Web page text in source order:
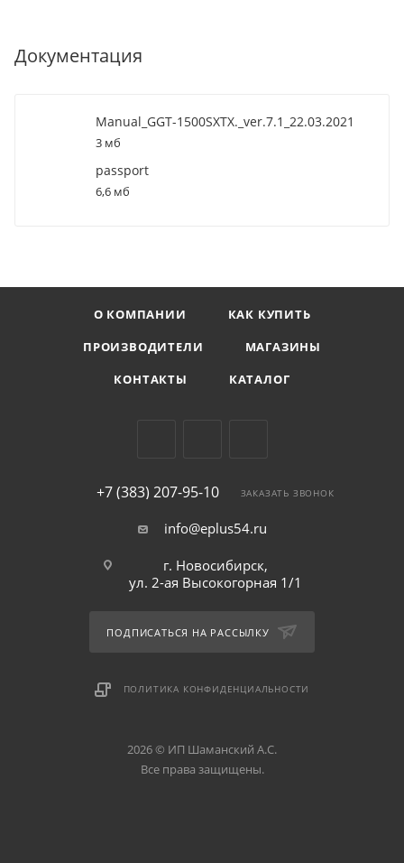
Документация
Manual_GGT-1500SХTХ._ver.7.1_22.03.2021
3 мб
passport
6,6 мб
О КОМПАНИИ
КАК КУПИТЬ
ПРОИЗВОДИТЕЛИ
МАГАЗИНЫ
КОНТАКТЫ
КАТАЛОГ
+7 (383) 207-95-10 ЗАКАЗАТЬ ЗВОНОК
info@eplus54.ru
г. Новосибирск,
ул. 2-ая Высокогорная 1/1
ПОДПИСАТЬСЯ НА РАССЫЛКУ
ПОЛИТИКА КОНФИДЕНЦИАЛЬНОСТИ
2026 © ИП Шаманский А.С.
Все права защищены.